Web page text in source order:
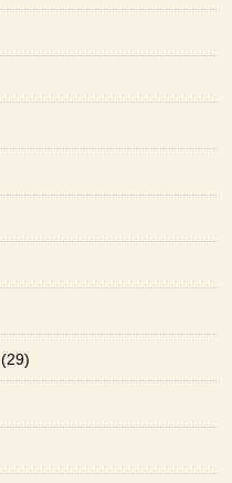
(29)